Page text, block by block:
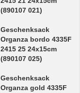
(890107 021)
Geschenksack
Organza bordo 4335F
2415 25 24x15cm
(890107 025)
Geschenksack
Organza gold 4335F